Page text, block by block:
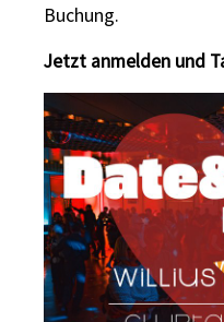
Buchung.
Jetzt anmelden und